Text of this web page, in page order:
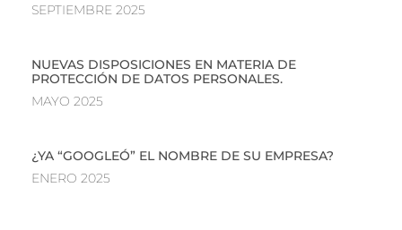
SEPTIEMBRE 2025
NUEVAS DISPOSICIONES EN MATERIA DE
PROTECCIÓN DE DATOS PERSONALES.
MAYO 2025
¿YA “GOOGLEÓ” EL NOMBRE DE SU EMPRESA?
ENERO 2025